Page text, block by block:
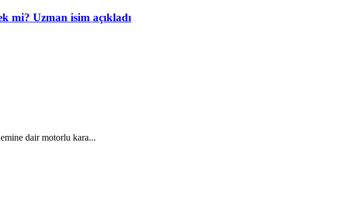
mi? Uzman isim açıkladı
dair motorlu kara...